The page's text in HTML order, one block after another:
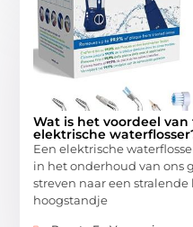
Wat is het voordeel van
elektrische
Een elektrische
in het onderhoud van ons
streven naar een
hoogstandje